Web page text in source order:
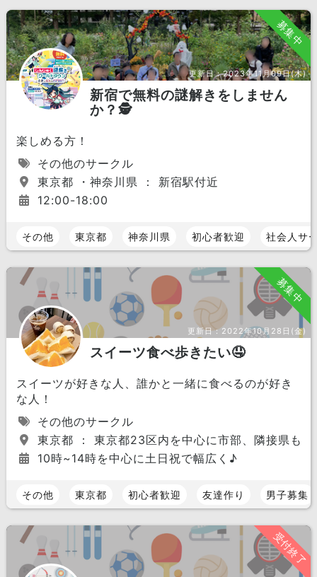
募集中
更新日：2023年11月09日(木)
新宿で無料の謎解きをしません
か？🕵️
楽しめる方！
その他のサークル
東京都 ・神奈川県 ： 新宿駅付近
12:00-18:00
その他 東京都 神奈川県 初心者歓迎 社会人サ
募集中
更新日： 2022年10月28日(金)
スイーツ食べ歩きたい🤤
スイーツが好きな人、誰かと一緒に食べるのが好き
な人！
その他のサークル
東京都 ： 東京都23区内を中心に市部、隣接県も！
10時~14時を中心に土日祝で幅広く♪
その他 東京都 初心者歓迎 友達作り 男子募集
受付終了